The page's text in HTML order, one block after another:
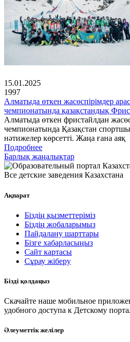
15.01.2025
1997
Алматыда өткен жасөспірімдер
чемпионатында қазақстандық
Алматыда өткен фристайлдан
чемпионатында Қазақстан
нәтижелер көрсетті. Жаңа ғана аяқ
Подробнее
Барлық жаңалықтар
Все детские заведения Казахстана
Ақпарат
Біздің қызметтеріміз
Біздің жобаларымыз
Пайдалану шарттары
Бізге хабарласыңыз
Сайт картасы
Сұрау жіберу
Бізді қолдаңыз
Скачайте наше мобильное
удобного доступа к Детскому
Әлеуметтік желілер